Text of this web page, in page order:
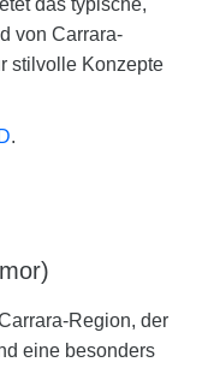
von Carrara-
stilvolle Konzepte
.
Region, der
eine besonders